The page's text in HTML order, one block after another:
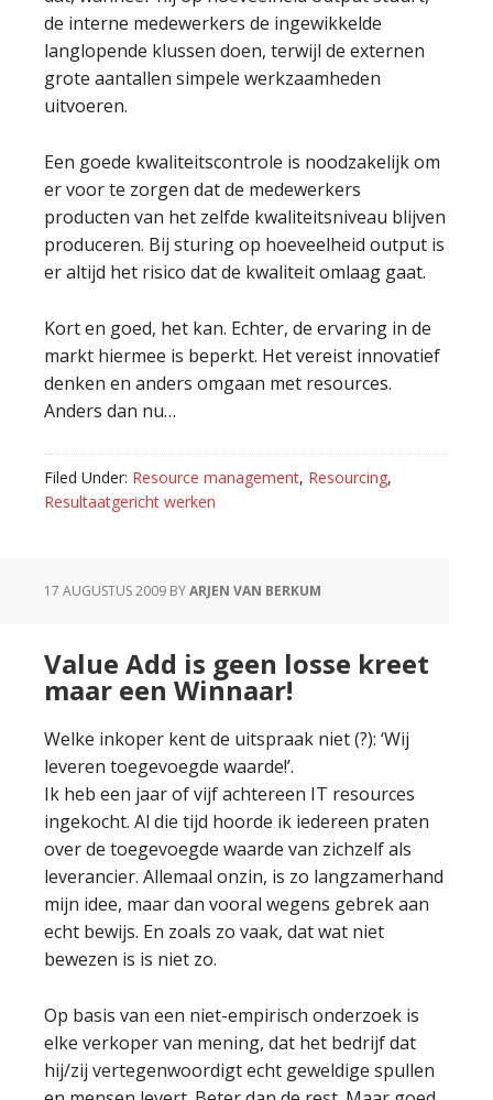
de interne medewerkers de ingewikkelde
langlopende klussen doen, terwijl de externen
grote aantallen simpele werkzaamheden
uitvoeren.
Een goede kwaliteitscontrole is noodzakelijk om
er voor te zorgen dat de medewerkers
producten van het zelfde kwaliteitsniveau blijven
produceren. Bij sturing op hoeveelheid output is
er altijd het risico dat de kwaliteit omlaag gaat.
Kort en goed, het kan. Echter, de ervaring in de
markt hiermee is beperkt. Het vereist innovatief
denken en anders omgaan met resources.
Anders dan nu…
Filed Under: Resource management, Resourcing,
Resultaatgericht werken
17 AUGUSTUS 2009 BYARJEN VAN BERKUM
Value Add is geen losse kreet
maar een Winnaar!
Welke inkoper kent de uitspraak niet (?): ‘Wij
leveren toegevoegde waarde!’.
Ik heb een jaar of vijf achtereen IT resources
ingekocht. Al die tijd hoorde ik iedereen praten
over de toegevoegde waarde van zichzelf als
leverancier. Allemaal onzin, is zo langzamerhand
mijn idee, maar dan vooral wegens gebrek aan
echt bewijs. En zoals zo vaak, dat wat niet
bewezen is is niet zo.
Op basis van een niet-empirisch onderzoek is
elke verkoper van mening, dat het bedrijf dat
hij/zij vertegenwoordigt echt geweldige spullen